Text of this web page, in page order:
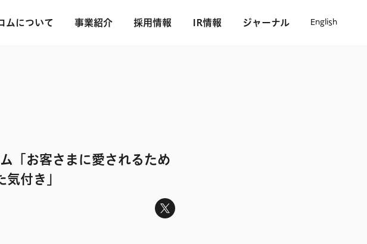
ムについて 事業紹介 採用情報 IR情報 ジャーナル English
「お客さまに愛されるため
付き」